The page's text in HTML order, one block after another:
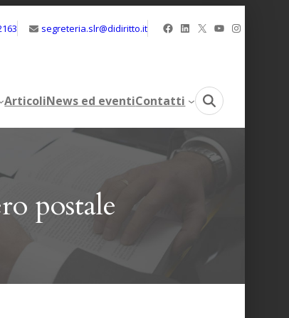
segreteria.slr@didiritto.it Facebook
LinkedIn
X YouTube
Instagram
ArticoliNews ed eventiContatti
postale